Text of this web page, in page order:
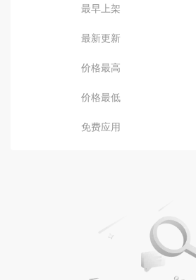
最早上架
最新更新
价格最高
价格最低
免费应用